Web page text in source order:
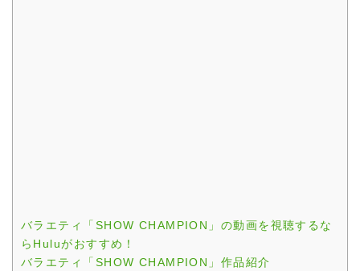
バラエティ「SHOW CHAMPION」の動画を視聴するな
らHuluがおすすめ！
バラエティ「SHOW CHAMPION」作品紹介